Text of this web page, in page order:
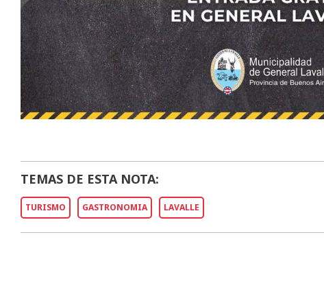
TEMAS DE ESTA NOTA:
TURISMO GASTRONOMIA LAVALLE